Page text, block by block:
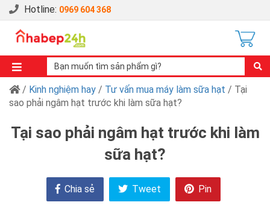
Hotline: 0969 604 368
/ Kinh nghiệm hay / Tư vấn mua máy làm sữa hạt / Tại
sao phải ngâm hạt trước khi làm sữa hạt?
Tại sao phải ngâm hạt trước khi làm
sữa hạt?
Chia sẻ Tweet Pin